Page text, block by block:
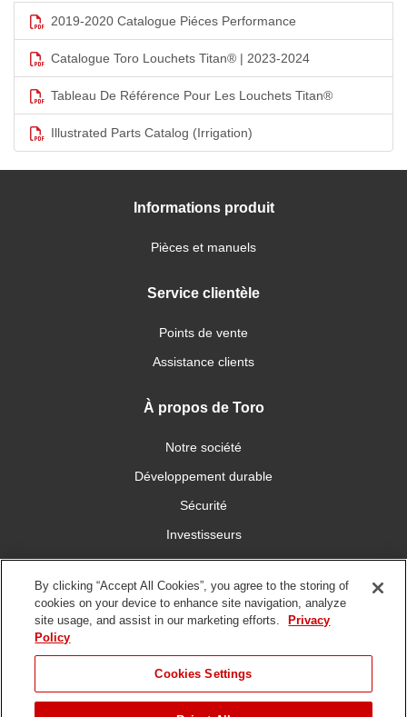
2019-2020 Catalogue Piéces Performance
Catalogue Toro Louchets Titan® | 2023-2024
Tableau De Référence Pour Les Louchets Titan®
Illustrated Parts Catalog (Irrigation)
Informations produit
Pièces et manuels
Service clientèle
Points de vente
Assistance clients
À propos de Toro
Notre société
Développement durable
Sécurité
Investisseurs
Carrières
Connectez-vous avec nous
By clicking “Accept All Cookies”, you agree to the storing of
cookies on your device to enhance site navigation, analyze
site usage, and assist in our marketing efforts.
Privacy
Policy
Cookies Settings